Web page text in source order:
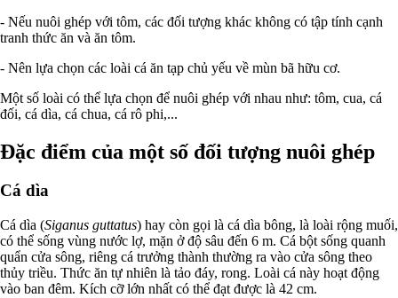
- Nếu nuôi ghép với tôm, các đối tượng khác không có tập tính cạnh
tranh thức ăn và ăn tôm.
- Nên lựa chọn các loài cá ăn tạp chủ yếu về mùn bã hữu cơ.
Một số loài có thể lựa chọn để nuôi ghép với nhau như: tôm, cua, cá
đối, cá dìa, cá chua, cá rô phi,...
Đặc điểm của một số đối tượng nuôi ghép
Cá dìa
Cá dìa (Siganus guttatus) hay còn gọi là cá dìa bông, là loài rộng muối,
có thể sống vùng nước lợ, mặn ở độ sâu đến 6 m. Cá bột sống quanh
quẩn cửa sông, riêng cá trưởng thành thường ra vào cửa sông theo
thủy triều. Thức ăn tự nhiên là tảo đáy, rong. Loài cá này hoạt động
vào ban đêm. Kích cỡ lớn nhất có thể đạt được là 42 cm.